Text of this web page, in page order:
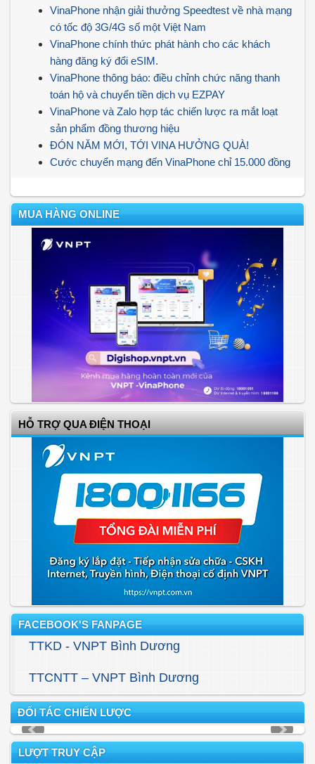
VinaPhone nhận giải thưởng Speedtest về nhà mạng
có tốc độ 3G/4G số một Việt Nam
VinaPhone chính thức phát hành cho các khách
hàng đăng ký đổi eSIM.
VinaPhone thông báo: điều chỉnh chức năng thanh
toán hộ và chuyển tiền dịch vụ EZPAY
VinaPhone và Zalo hợp tác chiến lược ra mắt loạt
sản phẩm đồng thương hiệu
ĐÓN NĂM MỚI, TỚI VINA HƯỞNG QUÀ!
Cước chuyển mạng đến VinaPhone chỉ 15.000 đồng
MUA HÀNG ONLINE
HỖ TRỢ QUA ĐIỆN THOẠI
FACEBOOK'S FANPAGE
TTKD - VNPT Bình Dương
TTCNTT – VNPT Bình Dương
ĐỐI TÁC CHIẾN LƯỢC
LƯỢT TRUY CẬP